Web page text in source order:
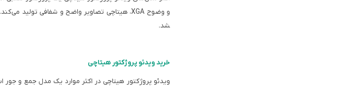
و وضوح XGA، هیتاچی تصاویر واضح و شفافی تولید
شد.
خرید ویدئو پروژکتور هیتاچی
ویدئو پروژکتور هیتاچی در اکثر موارد یک مدل جمع و